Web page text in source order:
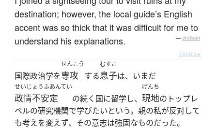
destination; however, the local guide’s English
accent was so thick that it was difficult for me to
understand his explanations.
— Jreibun
Details ▸
国際政治学を
せんこう
専攻 する
むすこ
息子は、いまだ
せいじょうふあんてい
政情不安定 の続く国に留学し、
げんち
現地のトップレ
ベルの研究機関で学びたいという。親の私が反対して
も考えを変えず、その意志は強固なものだった。